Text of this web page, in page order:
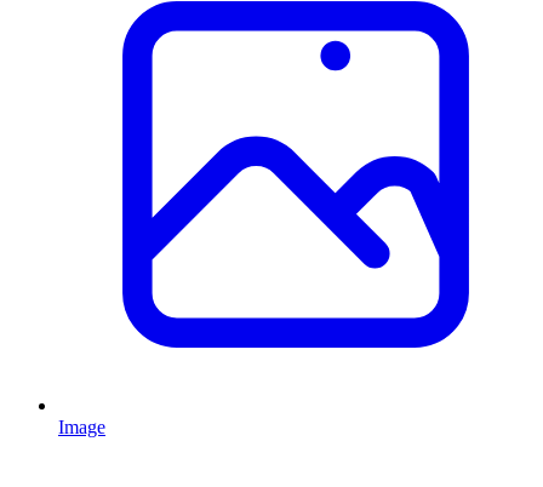
Image